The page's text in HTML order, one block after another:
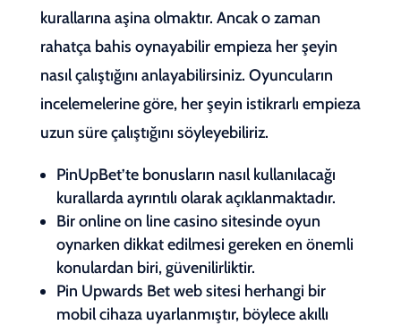
kurallarına aşina olmaktır. Ancak o zaman
rahatça bahis oynayabilir empieza her şeyin
nasıl çalıştığını anlayabilirsiniz. Oyuncuların
incelemelerine göre, her şeyin istikrarlı empieza
uzun süre çalıştığını söyleyebiliriz.
PinUpBet’te bonusların nasıl kullanılacağı
kurallarda ayrıntılı olarak açıklanmaktadır.
Bir online on line casino sitesinde oyun
oynarken dikkat edilmesi gereken en önemli
konulardan biri, güvenilirliktir.
Pin Upwards Bet web sitesi herhangi bir
mobil cihaza uyarlanmıştır, böylece akıllı